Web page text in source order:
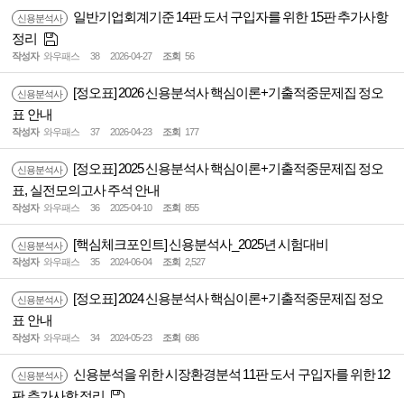
신용분석사
일반기업회계기준 14판 도서 구입자를 위한 15판 추가사항
정리
작성자 와우패스 38 2026-04-27 조회 56
신용분석사
[정오표] 2026 신용분석사 핵심이론+기출적중문제집 정오
표 안내
작성자 와우패스 37 2026-04-23 조회 177
신용분석사
[정오표] 2025 신용분석사 핵심이론+기출적중문제집 정오
표, 실전모의고사 주석 안내
작성자 와우패스 36 2025-04-10 조회 855
신용분석사 [핵심체크포인트] 신용분석사_2025년 시험대비
작성자 와우패스 35 2024-06-04 조회 2,527
신용분석사
[정오표] 2024 신용분석사 핵심이론+기출적중문제집 정오
표 안내
작성자 와우패스 34 2024-05-23 조회 686
신용분석사
신용분석을 위한 시장환경분석 11판 도서 구입자를 위한 12